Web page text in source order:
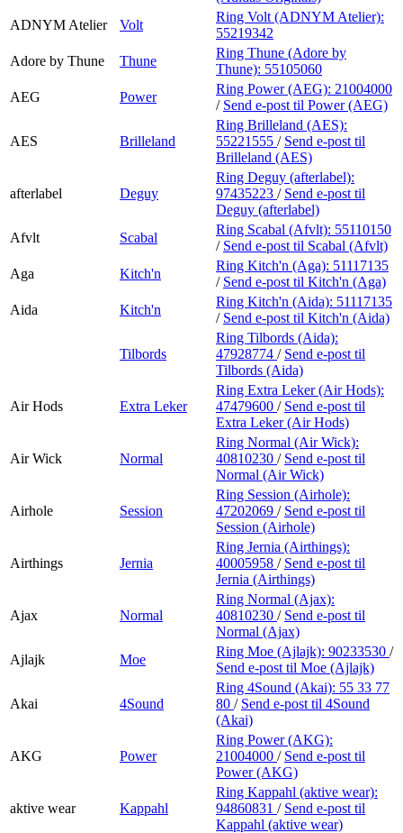
ADNYM Atelier
Volt
Ring Volt (ADNYM Atelier):
55219342
Adore by Thune
Thune
Ring Thune (Adore by
Thune): 55105060
AEG
Power
Ring Power (AEG): 21004000
/ Send e-post til Power (AEG)
AES Brilleland
Ring Brilleland (AES):
55221555 / Send e-post til
Brilleland (AES)
afterlabel Deguy
Ring Deguy (afterlabel):
97435223 / Send e-post til
Deguy (afterlabel)
Afvlt
Scabal
Ring Scabal (Afvlt): 55110150
/ Send e-post til Scabal (Afvlt)
Aga
Kitch'n
Ring Kitch'n (Aga): 51117135
/ Send e-post til Kitch'n (Aga)
Aida
Kitch'n
Ring Kitch'n (Aida): 51117135
/ Send e-post til Kitch'n (Aida)
Tilbords
Ring Tilbords (Aida):
47928774 / Send e-post til
Tilbords (Aida)
Air Hods Extra Leker
Ring Extra Leker (Air Hods):
47479600 / Send e-post til
Extra Leker (Air Hods)
Air Wick Normal
Ring Normal (Air Wick):
40810230 / Send e-post til
Normal (Air Wick)
Airhole Session
Ring Session (Airhole):
47202069 / Send e-post til
Session (Airhole)
Airthings Jernia
Ring Jernia (Airthings):
40005958 / Send e-post til
Jernia (Airthings)
Ajax Normal
Ring Normal (Ajax):
40810230 / Send e-post til
Normal (Ajax)
Ajlajk
Moe
Ring Moe (Ajlajk): 90233530 /
Send e-post til Moe (Ajlajk)
Akai 4Sound
Ring 4Sound (Akai): 55 33 77
80 / Send e-post til 4Sound
(Akai)
AKG Power
Ring Power (AKG):
21004000 / Send e-post til
Power (AKG)
aktive wear Kappahl
Ring Kappahl (aktive wear):
94860831 / Send e-post til
Kappahl (aktive wear)